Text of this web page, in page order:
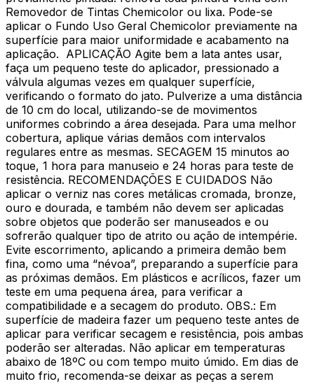
Removedor de Tintas Chemicolor ou lixa. Pode-se
aplicar o Fundo Uso Geral Chemicolor previamente na
superfície para maior uniformidade e acabamento na
aplicação. APLICAÇÃO Agite bem a lata antes usar,
faça um pequeno teste do aplicador, pressionado a
válvula algumas vezes em qualquer superfície,
verificando o formato do jato. Pulverize a uma distância
de 10 cm do local, utilizando-se de movimentos
uniformes cobrindo a área desejada. Para uma melhor
cobertura, aplique várias demãos com intervalos
regulares entre as mesmas. SECAGEM 15 minutos ao
toque, 1 hora para manuseio e 24 horas para teste de
resistência. RECOMENDAÇÕES E CUIDADOS Não
aplicar o verniz nas cores metálicas cromada, bronze,
ouro e dourada, e também não devem ser aplicadas
sobre objetos que poderão ser manuseados e ou
sofrerão qualquer tipo de atrito ou ação de intempérie.
Evite escorrimento, aplicando a primeira demão bem
fina, como uma “névoa”, preparando a superfície para
as próximas demãos. Em plásticos e acrílicos, fazer um
teste em uma pequena área, para verificar a
compatibilidade e a secagem do produto. OBS.: Em
superfície de madeira fazer um pequeno teste antes de
aplicar para verificar secagem e resistência, pois ambas
poderão ser alteradas. Não aplicar em temperaturas
abaixo de 18ºC ou com tempo muito úmido. Em dias de
muito frio, recomenda-se deixar as peças a serem